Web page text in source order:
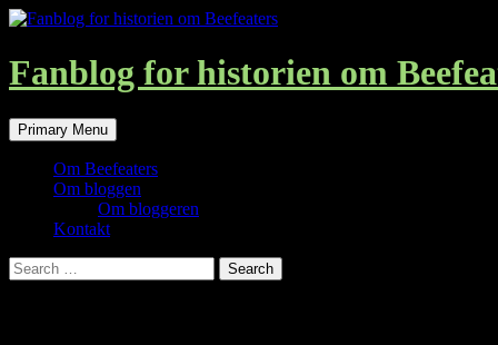
Skip
content
Fanblog for historien om
Search
Primary Menu
Om Beefeaters
Om bloggen
Om bloggeren
Kontakt
Search
for: